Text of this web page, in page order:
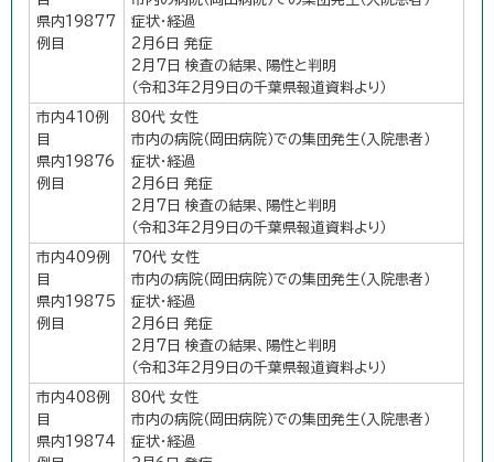
県内19877
例目
症状・経過
2月6日 発症
2月7日 検査の結果、陽性と判明
（令和3年2月9日の千葉県報道資料より）
市内410例
目
県内19876
例目
80代 女性
市内の病院（岡田病院）での集団発生（入院患者）
症状・経過
2月6日 発症
2月7日 検査の結果、陽性と判明
（令和3年2月9日の千葉県報道資料より）
市内409例
目
県内19875
例目
70代 女性
市内の病院（岡田病院）での集団発生（入院患者）
症状・経過
2月6日 発症
2月7日 検査の結果、陽性と判明
（令和3年2月9日の千葉県報道資料より）
市内408例
目
県内19874
80代 女性
市内の病院（岡田病院）での集団発生（入院患者）
症状・経過